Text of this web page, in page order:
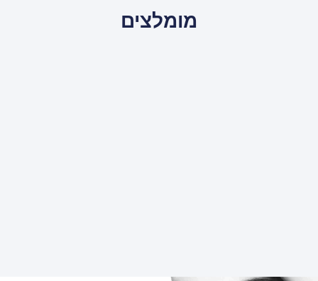
מומלצים